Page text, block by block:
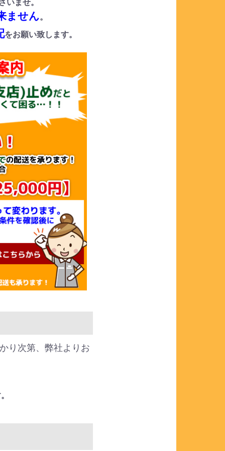
いませ。
ません。
をお願い致します。
り次第、弊社よりお